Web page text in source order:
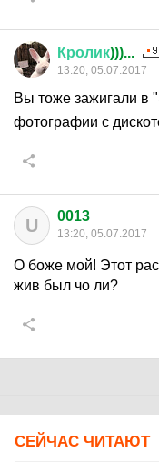
Кролик)))...
13:20, 05.07.2017
Вы тоже зажигали в
фотографии с
U 0013
13:20, 05.07.2017
О боже мой! Этот
жив был чо ли?
СЕЙЧАС ЧИТАЮТ